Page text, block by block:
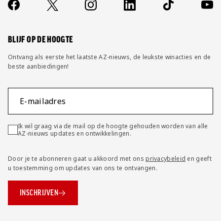
FAQ
Socials
https://www.facebook.com/AZAlkmaar
X Instagram LinkedIn TikTok
BLIJF OP DE HOOGTE
Ontvang als eerste het laatste AZ-nieuws, de leukste winacties en de
beste aanbiedingen!
E-mailadres
Ik wil graag via de mail op de hoogte gehouden worden van alle
AZ-nieuws updates en ontwikkelingen.
Door je te abonneren gaat u akkoord met onsprivacybeleid en geeft
u toestemming om updates van ons te ontvangen.
INSCHRIJVEN